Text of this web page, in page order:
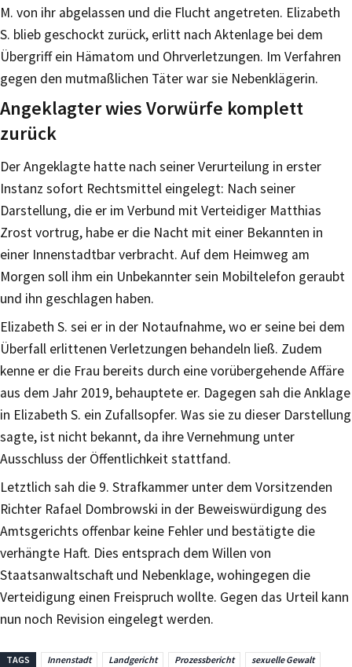
M. von ihr abgelassen und die Flucht angetreten. Elizabeth
S. blieb geschockt zurück, erlitt nach Aktenlage bei dem
Übergriff ein Hämatom und Ohrverletzungen. Im Verfahren
gegen den mutmaßlichen Täter war sie Nebenklägerin.
Angeklagter wies Vorwürfe komplett
zurück
Der Angeklagte hatte nach seiner Verurteilung in erster
Instanz sofort Rechtsmittel eingelegt: Nach seiner
Darstellung, die er im Verbund mit Verteidiger Matthias
Zrost vortrug, habe er die Nacht mit einer Bekannten in
einer Innenstadtbar verbracht. Auf dem Heimweg am
Morgen soll ihm ein Unbekannter sein Mobiltelefon geraubt
und ihn geschlagen haben.
Elizabeth S. sei er in der Notaufnahme, wo er seine bei dem
Überfall erlittenen Verletzungen behandeln ließ. Zudem
kenne er die Frau bereits durch eine vorübergehende Affäre
aus dem Jahr 2019, behauptete er. Dagegen sah die Anklage
in Elizabeth S. ein Zufallsopfer. Was sie zu dieser Darstellung
sagte, ist nicht bekannt, da ihre Vernehmung unter
Ausschluss der Öffentlichkeit stattfand.
Letztlich sah die 9. Strafkammer unter dem Vorsitzenden
Richter Rafael Dombrowski in der Beweiswürdigung des
Amtsgerichts offenbar keine Fehler und bestätigte die
verhängte Haft. Dies entsprach dem Willen von
Staatsanwaltschaft und Nebenklage, wohingegen die
Verteidigung einen Freispruch wollte. Gegen das Urteil kann
nun noch Revision eingelegt werden.
TAGS Innenstadt Landgericht Prozessbericht sexuelle Gewalt